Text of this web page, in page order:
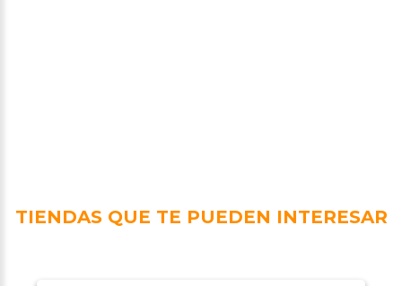
TIENDAS QUE TE PUEDEN INTERESAR